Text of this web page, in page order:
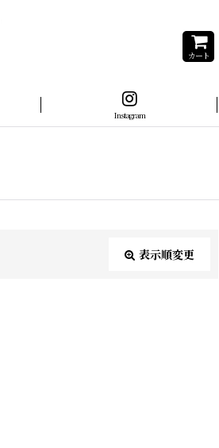
カート
Instagram
表示順変更
閉じる